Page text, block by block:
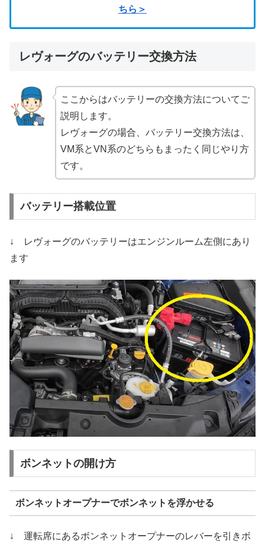
ちら＞
レヴォーグのバッテリー交換方法
ここからはバッテリーの交換方法についてご
説明します。
レヴォーグの場合、バッテリー交換方法は、
VM系とVN系のどちらもまったく同じやり方
です。
バッテリー搭載位置
↓ レヴォーグのバッテリーはエンジンルーム左側にあり
ます
ボンネットの開け方
ボンネットオープナーでボンネットを浮かせる
↓ 運転席にあるボンネットオープナーのレバーを引きボ